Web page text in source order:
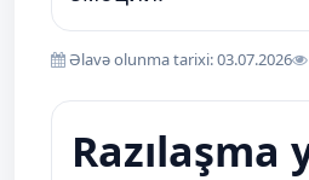
Əlavə olunma tarixi: 03.07.2026
Razılaşma